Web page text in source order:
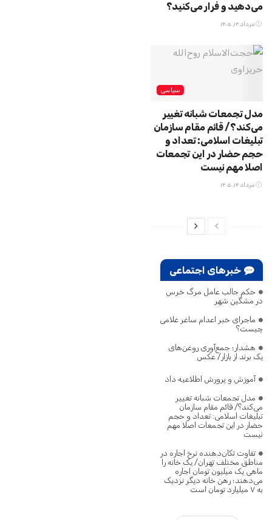
می‌دهید و فرار می‌کنید؟
مرداد ۱۴, ۱۴۰۵
سیاسی
مدل تجمعات شبانه تغییر
می‌کند؟/ قائم مقام سازمان
تبلیغات اسلامی: تعداد و
حجم حضار در این تجمعات
اصلا مهم نیست
مرداد ۱۴, ۱۴۰۵
خبرهای اجتماعی
حکم جالب عامل مرگ خرس
در مشگین‌ شهر
ماجرای خبر اعدام ساغر غلامی
چیست؟
هشدار؛ جمع‌آوری روغن‌های
یک برند از بازار/ عکس
آموزش و پرورش اطلاعیه داد
مدل تجمعات شبانه تغییر
می‌کند؟/ قائم مقام سازمان
تبلیغات اسلامی: تعداد و حجم
حضار در این تجمعات اصلا مهم
نیست
تفاوت تکان‌دهنده نرخ اجاره در
مناطق مختلف تهران/ یک خانه را
ماهی یک میلیون تومان اجاره
می‌دهند؛ رهن خانه دیگر نزدیک
به ۷ میلیارد تومان است